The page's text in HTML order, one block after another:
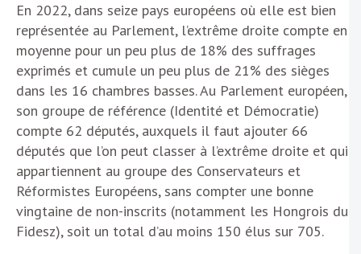
En 2022, dans seize pays européens où elle est bien
représentée au Parlement, l’extrême droite compte en
moyenne pour un peu plus de 18% des suffrages
exprimés et cumule un peu plus de 21% des sièges
dans les 16 chambres basses. Au Parlement européen,
son groupe de référence (Identité et Démocratie)
compte 62 députés, auxquels il faut ajouter 66
députés que l’on peut classer à l’extrême droite et qui
appartiennent au groupe des Conservateurs et
Réformistes Européens, sans compter une bonne
vingtaine de non-inscrits (notamment les Hongrois du
Fidesz), soit un total d’au moins 150 élus sur 705.